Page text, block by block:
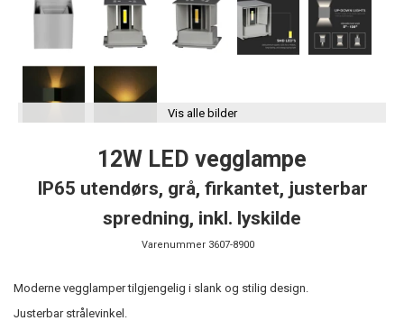
Vis alle bilder
12W LED vegglampe
IP65 utendørs, grå, firkantet, justerbar
spredning, inkl. lyskilde
Varenummer 3607-8900
Moderne vegglamper tilgjengelig i slank og stilig design.
Justerbar strålevinkel.